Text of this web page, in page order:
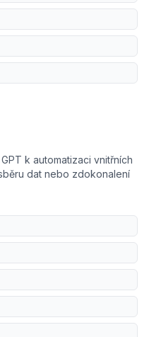
k automatizaci vnitřních
dat nebo zdokonalení